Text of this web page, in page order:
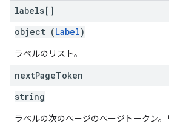
labels[]
object (Label)
ラベルのリスト。
nextPageToken
string
ラベルの次のページのページトークン